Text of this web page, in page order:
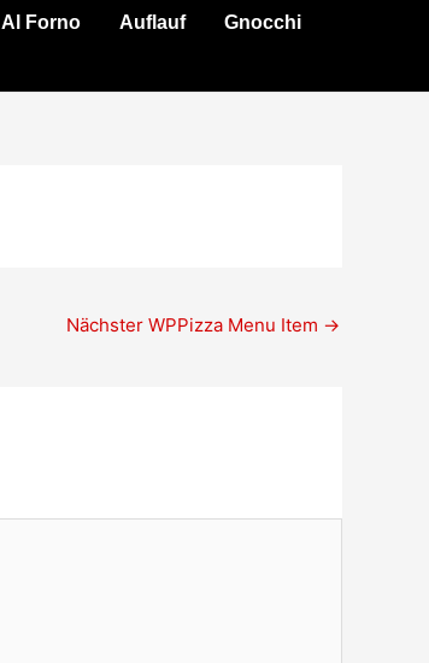
Al Forno Auflauf Gnocchi
Nächster WPPizza Menu Item →